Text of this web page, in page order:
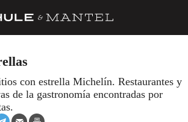
con estrella Michelín. Restaurantes y
de la gastronomía encontradas por